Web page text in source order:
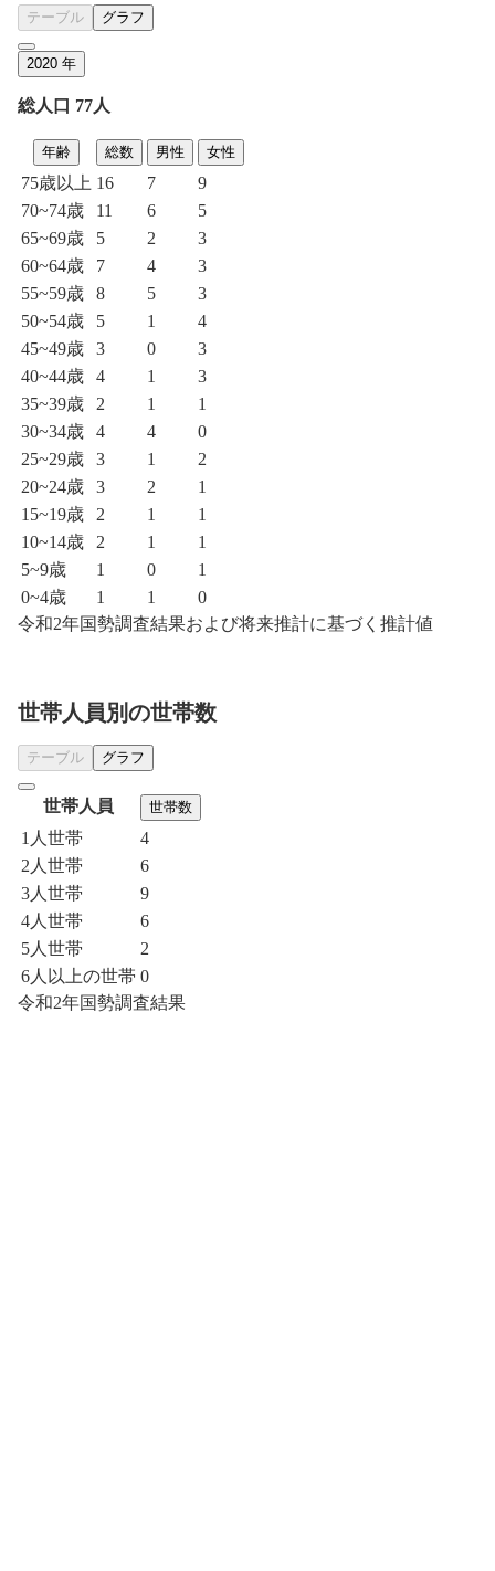
テーブル グラフ
2020 年
総人口 77人
年齢 総数 男性 女性
75歳以上 16 7
9
70~74歳
11 6
5
65~69歳
5 2
3
60~64歳
7 4
3
55~59歳
8 5
3
50~54歳
5 1
4
45~49歳
3 0
3
40~44歳
4 1
3
35~39歳
2 1
1
30~34歳
4 4
0
25~29歳
3 1
2
20~24歳
3 2
1
15~19歳
2 1
1
10~14歳
2 1
1
5~9歳
1 0
1
0~4歳
1 1
0
令和2年国勢調査結果および将来推計に基づく推計値
世帯人員別の世帯数
テーブル グラフ
世帯人員 世帯数
1人世帯
4
2人世帯
6
3人世帯
9
4人世帯
6
5人世帯
2
6人以上の世帯 0
令和2年国勢調査結果